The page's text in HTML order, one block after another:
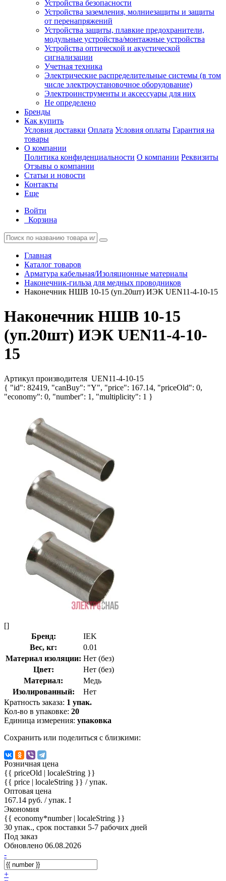
Устройства безопасности
Устройства заземления, молниезащиты и защиты
от перенапряжений
Устройства защиты, плавкие предохранители,
модульные устройства/монтажные устройства
Устройства оптической и акустической
сигнализации
Учетная техника
Электрические распределительные системы (в том
числе электроустановочное оборудование)
Электроинструменты и аксессуары для них
Не определено
Бренды
Как купить
Условия доставки Оплата Условия оплаты Гарантия на
товары
О компании
Политика конфиденциальности О компании Реквизиты
Отзывы о компании
Статьи и новости
Контакты
Еще
Войти
Корзина
Главная
Каталог товаров
Арматура кабельная/Изоляционные материалы
Наконечник-гильза для медных проводников
Наконечник НШВ 10-15 (уп.20шт) ИЭК UEN11-4-10-15
Наконечник НШВ 10-15
(уп.20шт) ИЭК UEN11-4-10-
15
Артикул производителя UEN11-4-10-15
{ "id": 82419, "canBuy": "Y", "price": 167.14, "priceOld": 0,
"economy": 0, "number": 1, "multiplicity": 1 }
[]
Бренд:
IEK
Вес, кг:
0.01
Материал изоляции: Нет (без)
Цвет:
Нет (без)
Материал:
Медь
Изолированный:
Нет
Кратность заказа: 1 упак.
Кол-во в упаковке: 20
Единица измерения: упаковка
Сохранить или поделиться с близкими:
Розничная цена
{{ priceOld | localeString }}
{{ price | localeString }} / упак.
Оптовая цена
167.14 руб. / упак. !
Экономия
{{ economy*number | localeString }}
30 упак., срок поставки 5-7 рабочих дней
Под заказ
Обновлено 06.08.2026
-
+